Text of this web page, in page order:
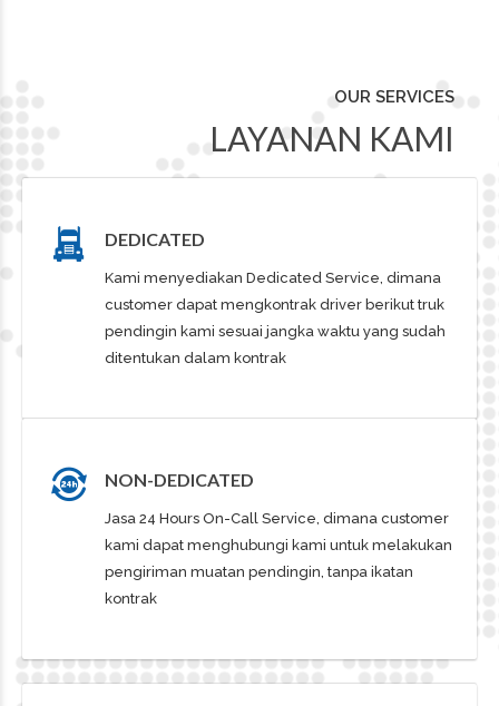
OUR SERVICES
LAYANAN KAMI
DEDICATED
Kami menyediakan Dedicated Service, dimana
customer dapat mengkontrak driver berikut truk
pendingin kami sesuai jangka waktu yang sudah
ditentukan dalam kontrak
NON-DEDICATED
Jasa 24 Hours On-Call Service, dimana customer
kami dapat menghubungi kami untuk melakukan
pengiriman muatan pendingin, tanpa ikatan
kontrak